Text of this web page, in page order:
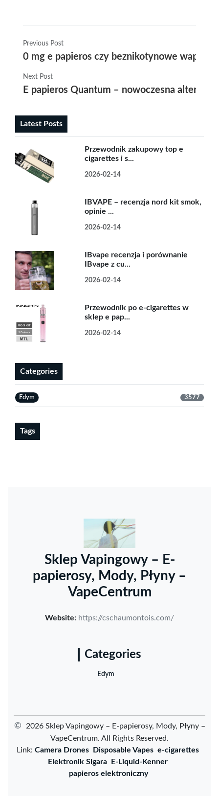
Previous Post
0 mg e papieros czy beznikotynowe
Next Post
E papieros Quantum – nowoczesna
Latest Posts
Przewodnik zakupowy top e
cigarettes i s...
2026-02-14
IBVAPE – recenzja nord kit smok,
opinie ...
2026-02-14
IBvape recenzja i porównanie
IBvape z cu...
2026-02-14
Przewodnik po e-cigarettes w
sklep e pap...
2026-02-14
Categories
Edym 3577
Tags
Sklep Vapingowy – E-
papierosy, Mody, Płyny –
VapeCentrum
Website: https://cschaumontois.com/
Categories
Edym
©
2026 Sklep Vapingowy – E-papierosy, Mody, Płyny –
VapeCentrum. All Rights Reserved.
Link: Camera Drones Disposable Vapes e-cigarettes
Elektronik Sigara
E-Liquid-Kenner
papieros elektroniczny